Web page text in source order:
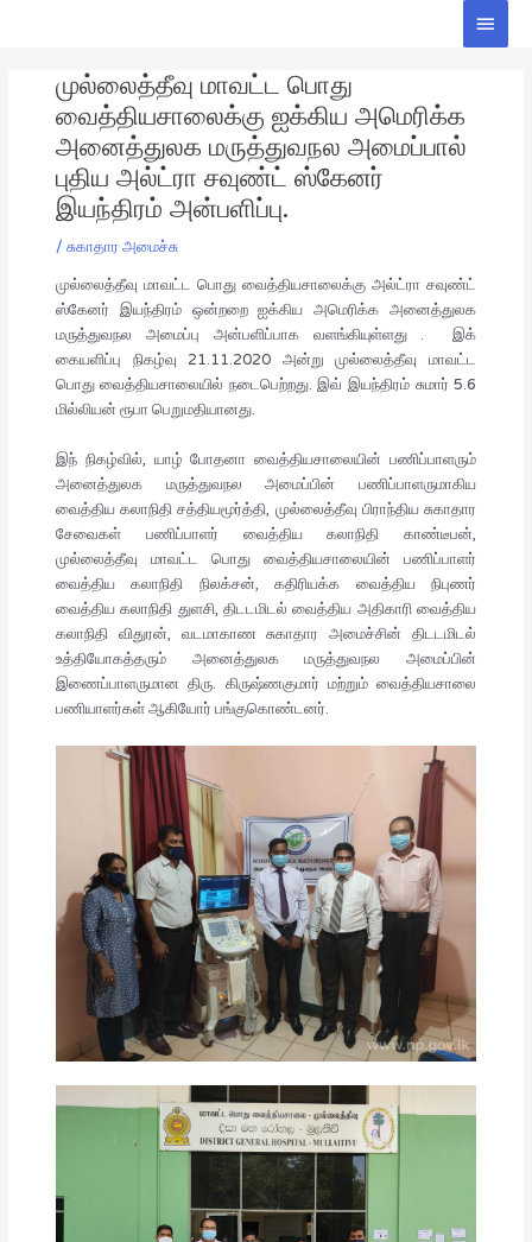
Main
முல்லைத்தீவு மாவட்ட பொது
வைத்தியசாலைக்கு ஐக்கிய அமெரிக்க
அனைத்துலக மருத்துவநல அமைப்பால்
புதிய அல்ட்ரா சவுண்ட் ஸ்கேனர்
இயந்திரம் அன்பளிப்பு.
/ சுகாதார அமைச்சு
முல்லைத்தீவு மாவட்ட பொது வைத்தியசாலைக்கு அல்ட்ரா சவுண்ட்
ஸ்கேனர் இயந்திரம் ஒன்றறை ஐக்கிய அமெரிக்க அனைத்துலக
மருத்துவநல அமைப்பு அன்பளிப்பாக வளங்கியுள்ளது . இக்
கையளிப்பு நிகழ்வு 21.11.2020 அன்று முல்லைத்தீவு மாவட்ட
பொது வைத்தியசாலையில் நடைபெற்றது. இவ் இயந்திரம் சுமார் 5.6
மில்லியன் ரூபா பெறுமதியானது.
இந் நிகழ்வில், யாழ் போதனா வைத்தியசாலையின் பணிப்பாளரும்
அனைத்துலக மருத்துவநல அமைப்பின் பணிப்பாளருமாகிய
வைத்திய கலாநிதி சத்தியமூர்த்தி, முல்லைத்தீவு பிராந்திய சுகாதார
சேவைகள் பணிப்பாளர் வைத்திய கலாநிதி காண்டீபன்,
முல்லைத்தீவு மாவட்ட பொது வைத்தியசாலையின் பணிப்பாளர்
வைத்திய கலாநிதி நிலக்சன், கதிரியக்க வைத்திய நிபுணர்
வைத்திய கலாநிதி துளசி, திடடமிடல் வைத்திய அதிகாரி வைத்திய
கலாநிதி விதுரன், வடமாகாண சுகாதார அமைச்சின் திடடமிடல்
உத்தியோகத்தரும் அனைத்துலக மருத்துவநல அமைப்பின்
இணைப்பாளருமான திரு. கிருஷ்ணகுமார் மற்றும் வைத்தியசாலை
பணியாளர்கள் ஆகியோர் பங்குகொண்டனர்.
navigation